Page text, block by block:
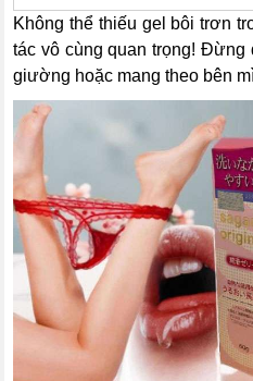
Không thể thiếu gel bôi trơn
tác vô cùng quan trọng! Đừng
giường hoặc mang theo bên